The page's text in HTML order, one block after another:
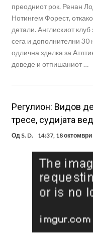
преодниот рок. Ренан
Нотингем Форест,
детали. Англискиот
сега и дополнителни 30
одлична зделка за
доведе и отпишаниот …
Регулион: Видов
тресе, судијата
Од S. D. 14:37, 18 октомври